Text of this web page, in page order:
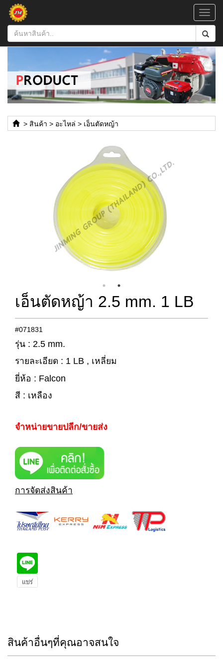
> สินค้า > อะไหล่ > เอ็นตัดหญ้า
เอ็นตัดหญ้า 2.5 mm. 1 LB
#071831
รุ่น : 2.5 mm.
รายละเอียด : 1 LB , เหลี่ยม
ยี่ห้อ : Falcon
สี : เหลือง
จำหน่ายขายปลีก/ขายส่ง
การจัดส่งสินค้า
สินค้าอื่นๆที่คุณอาจสนใจ